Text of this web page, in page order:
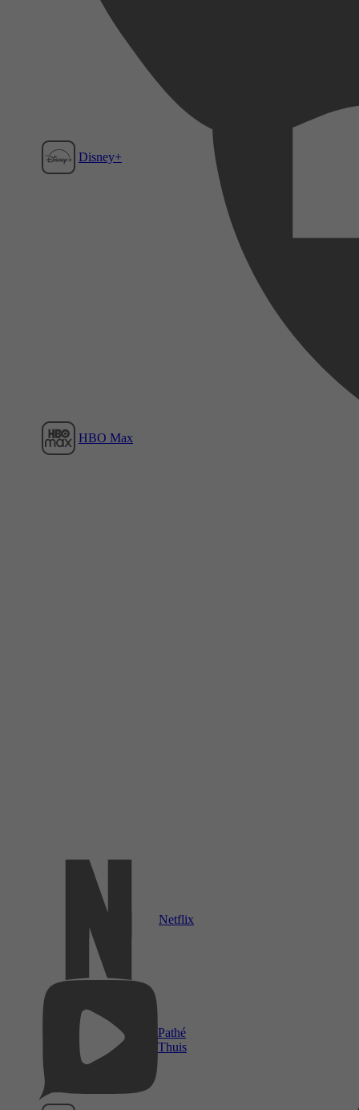
Disney+
HBO Max
Netflix
Pathé
Thuis